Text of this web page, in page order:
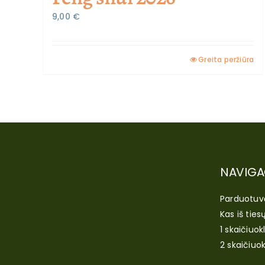
9,00 €
Greita peržiūra
Kas iš
1
2